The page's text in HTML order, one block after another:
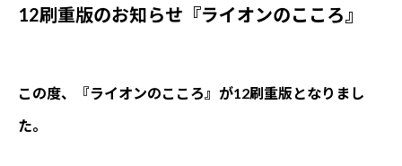
12刷重版のお知らせ『ライオンのこころ』
この度、『ライオンのこころ』 が12刷重版となりまし
た。